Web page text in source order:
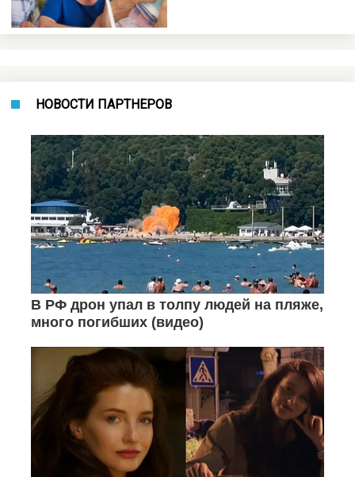
НОВОСТИ ПАРТНЕРОВ